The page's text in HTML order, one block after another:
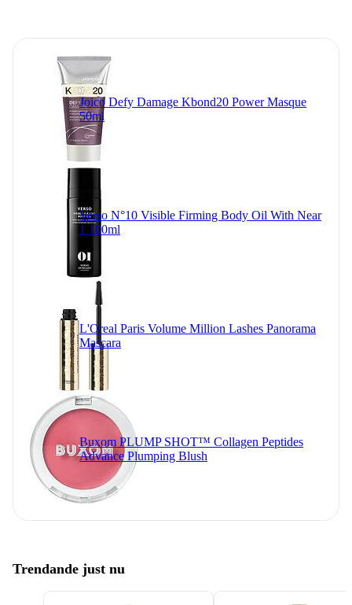
Joico Defy Damage Kbond20 Power Masque
50ml
Verso N°10 Visible Firming Body Oil With Near
1 100ml
L'Oreal Paris Volume Million Lashes Panorama
Mascara
Buxom PLUMP SHOT™ Collagen Peptides
Advance Plumping Blush
Trendande just nu